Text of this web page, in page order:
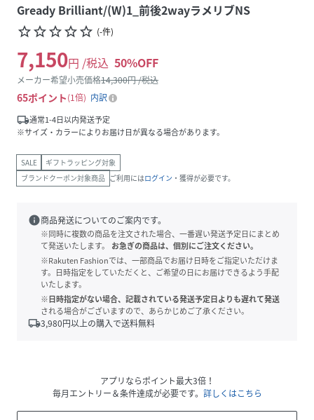
Gready Brilliant/(W)1_前後2wayラメリブNS
star_borderstar_borderstar_borderstar_borderstar_border (-件)
7,150円 /税込 50%OFF
メーカー希望小売価格14,300円 /税込
65ポイント 1倍
内訳
local_shipping通常1-4日以内発送予定
※サイズ・カラーによりお届け日が異なる場合があります。
SALE
ギフトラッピング対象
ブランドクーポン対象商品 ご利用にはログイン ・獲得が必要です。
info商品発送についてのご案内です。
※同時に複数の商品を注文された場合、一番遅い発送予定日にまとめ
て発送いたします。
お急ぎの商品は、個別にご注文ください。
※Rakuten Fashionでは、一部商品でお届け日時をご指定いただけま
す。日時指定をしていただくと、ご希望の日にお届けできるよう手配
いたします。
※日時指定がない場合、記載されている発送予定日よりも遅れて発送
される場合がございますので、あらかじめご了承ください。
local_shipping3,980円以上の購入で送料無料
アプリならポイント最大3倍！
毎月エントリー＆条件達成が必要です。 詳しくはこちら